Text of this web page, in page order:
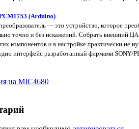
(Arduino)
— это устройство, которое
точно и без искажений. Собрать внешний
компонентов и в настройке практически не
интерфейс разработанный фирмами SONY/
на MIC4680